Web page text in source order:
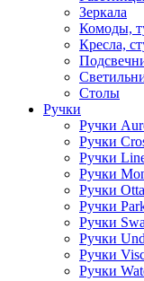
Зеркала
Комоды,
Кресла,
Столы
Ручки
Ручки
Ручки
Ручки
Ручки
Ручки
Ручки
Ручки
Ручки
Ручки
Ручки